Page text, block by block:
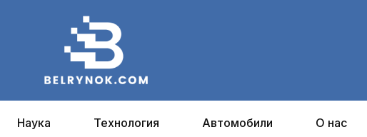
Наука Технология Автомобили О нас